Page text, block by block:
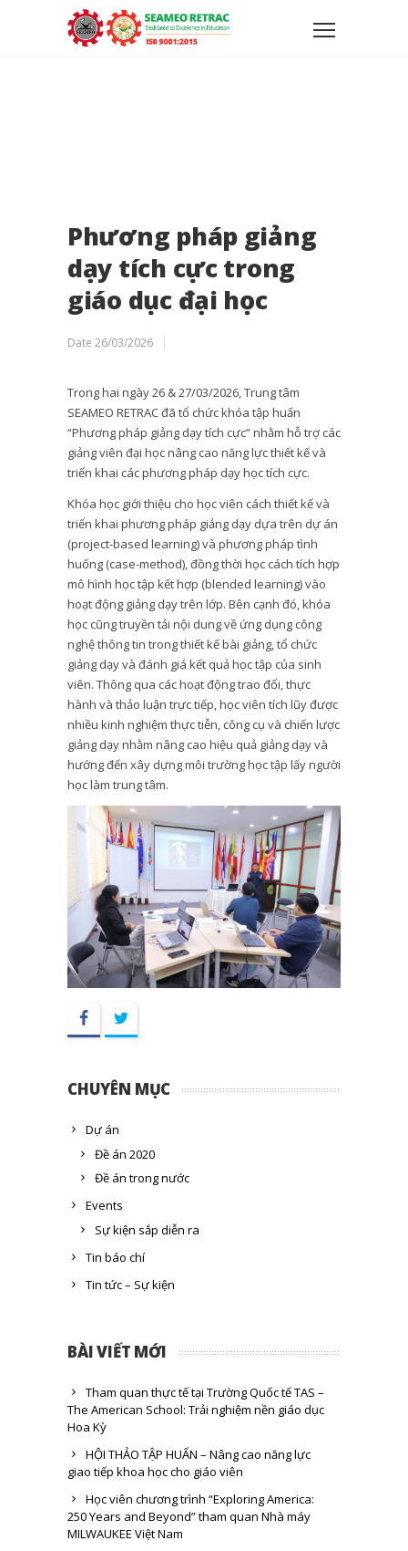
Phương pháp giảng
dạy tích cực trong
giáo dục đại học
Date 26/03/2026
Trong hai ngày 26 & 27/03/2026, Trung tâm
SEAMEO RETRAC đã tổ chức khóa tập huấn
“Phương pháp giảng dạy tích cực”nhằm hỗ trợ các
giảng viên đại học nâng cao năng lực thiết kế và
triển khai các phương pháp dạy học tích cực.
Khóa học giới thiệu cho học viên cách thiết kế và
triển khai phương pháp giảng dạy dựa trên dự án
(project-based learning) và phương pháp tình
huống (case-method), đồng thời học cách tích hợp
mô hình học tập kết hợp (blended learning) vào
hoạt động giảng dạy trên lớp. Bên cạnh đó, khóa
học cũng truyền tải nội dung về ứng dụng công
nghệ thông tin trong thiết kế bài giảng, tổ chức
giảng dạy và đánh giá kết quả học tập của sinh
viên. Thông qua các hoạt động trao đổi, thực
hành và thảo luận trực tiếp, học viên tích lũy được
nhiều kinh nghiệm thực tiễn, công cụ và chiến lược
giảng dạy nhằm nâng cao hiệu quả giảng dạy và
hướng đến xây dựng môi trường học tập lấy người
học làm trung tâm.
Facebook
CHUYÊN MỤC
Dự án
Đề án 2020
Đề án trong nước
Events
Sự kiện sắp diễn ra
Tin báo chí
Tin tức – Sự kiện
BÀI VIẾT MỚI
Tham quan thực tế tại Trường Quốc tế TAS –
The American School: Trải nghiệm nền giáo dục
Hoa Kỳ
HỘI THẢO TẬP HUẤN – Nâng cao năng lực
giao tiếp khoa học cho giáo viên
Học viên chương trình “Exploring America:
250 Years and Beyond” tham quan Nhà máy
MILWAUKEE Việt Nam